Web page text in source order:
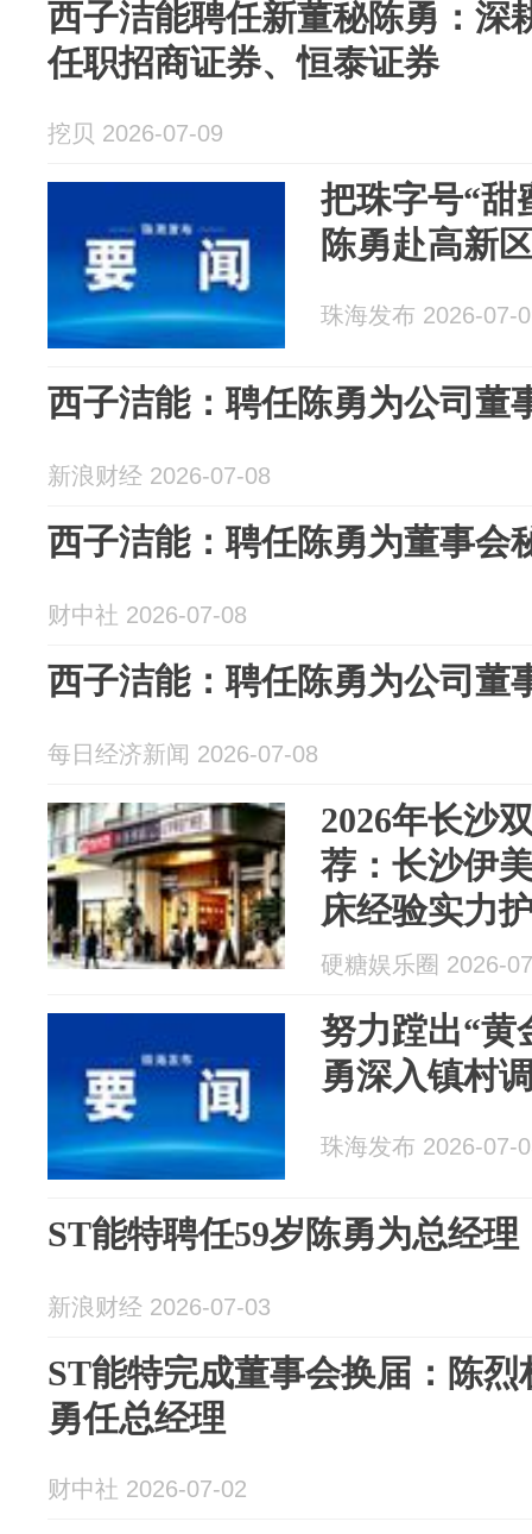
西子洁能聘任新董秘陈勇：深
任职招商证券、恒泰证券
挖贝 2026-07-09
把珠字号“甜
陈勇赴高新
珠海发布 2026-07-
西子洁能：聘任陈勇为公司董
新浪财经 2026-07-08
西子洁能：聘任陈勇为董事会
财中社 2026-07-08
西子洁能：聘任陈勇为公司董
每日经济新闻 2026-07-08
2026年长沙
荐：长沙伊
床经验实力
硬糖娱乐圈 2026-
努力蹚出“黄
勇深入镇村
珠海发布 2026-07-
ST能特聘任59岁陈勇为总经理
新浪财经 2026-07-03
ST能特完成董事会换届：陈
勇任总经理
财中社 2026-07-02